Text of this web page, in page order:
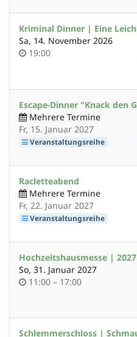
Kriminal Dinner | Eine
Sa, 14. November 2026
Uhrzeit
19:00
Escape-Dinner "Knack den
Mehrere Termine
Fr, 15. Januar 2027
Veranstaltungsreihe
Racletteabend
Mehrere Termine
Fr, 22. Januar 2027
Veranstaltungsreihe
Hochzeitshausmesse |
So, 31. Januar 2027
Uhrzeit
11:00 –bis
17:00
Schlemmerschloss |